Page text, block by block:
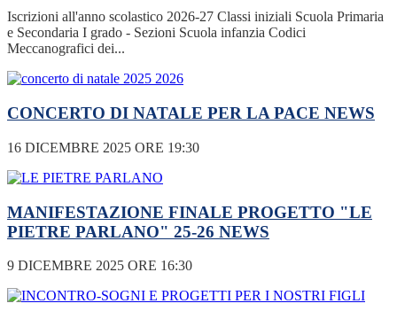
Iscrizioni all'anno scolastico 2026-27 Classi iniziali Scuola Primaria
e Secondaria I grado - Sezioni Scuola infanzia Codici
Meccanografici dei...
CONCERTO DI NATALE PER LA PACE NEWS
16 DICEMBRE 2025 ORE 19:30
MANIFESTAZIONE FINALE PROGETTO "LE
PIETRE PARLANO" 25-26 NEWS
9 DICEMBRE 2025 ORE 16:30